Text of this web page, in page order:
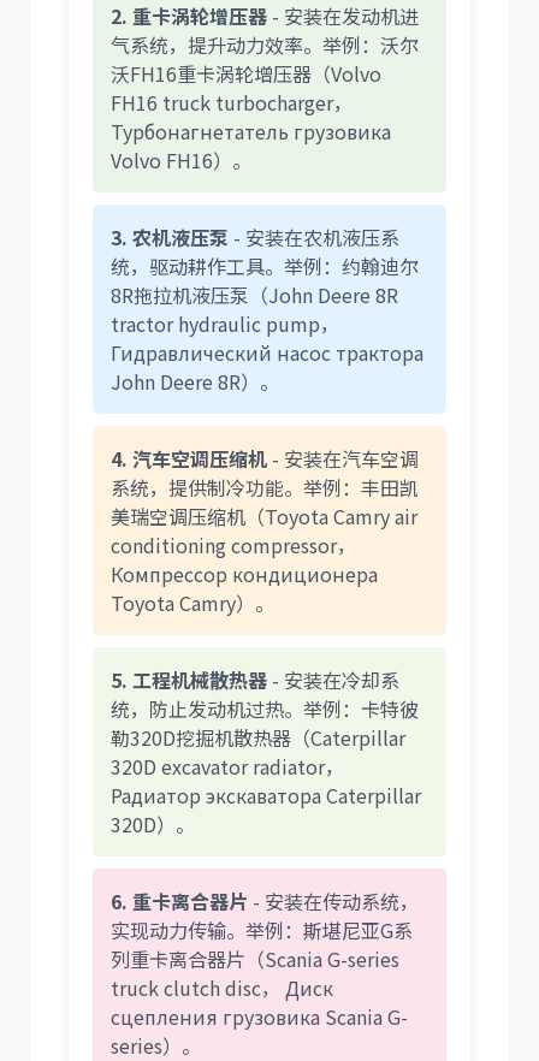
2. 重卡涡轮增压器 - 安装在发动机进
气系统，提升动力效率。举例：沃尔
沃FH16重卡涡轮增压器（Volvo
FH16 truck turbocharger，
Турбонагнетатель грузовика
Volvo FH16）。
3. 农机液压泵 - 安装在农机液压系
统，驱动耕作工具。举例：约翰迪尔
8R拖拉机液压泵（John Deere 8R
tractor hydraulic pump，
Гидравлический насос трактора
John Deere 8R）。
4. 汽车空调压缩机 - 安装在汽车空调
系统，提供制冷功能。举例：丰田凯
美瑞空调压缩机（Toyota Camry air
conditioning compressor，
Компрессор кондиционера
Toyota Camry）。
5. 工程机械散热器 - 安装在冷却系
统，防止发动机过热。举例：卡特彼
勒320D挖掘机散热器（Caterpillar
320D excavator radiator，
Радиатор экскаватора Caterpillar
320D）。
6. 重卡离合器片 - 安装在传动系统，
实现动力传输。举例：斯堪尼亚G系
列重卡离合器片（Scania G-series
truck clutch disc， Диск
сцепления грузовика Scania G-
series）。